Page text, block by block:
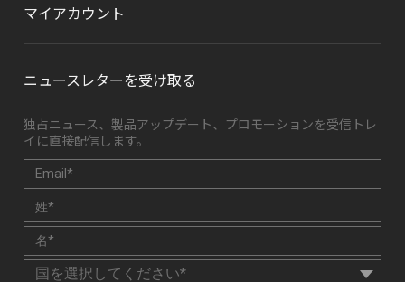
マイアカウント
ニュースレターを受け取る
独占ニュース、製品アップデート、プロモーションを受信トレ
イに直接配信します。